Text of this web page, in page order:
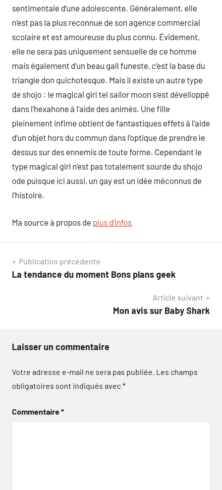
sentimentale d’une adolescente. Généralement, elle
n’est pas la plus reconnue de son agence commercial
scolaire et est amoureuse du plus connu. Évidement,
elle ne sera pas uniquement sensuelle de ce homme
mais également d’un beau gall funeste, c’est la base du
triangle don quichotesque. Mais il existe un autre type
de shojo : le magical girl tel sailor moon s’est dévelloppé
dans l’hexahone à l’aide des animés. Une fille
pleinement infime obtient de fantastiques effets à l’aide
d’un objet hors du commun dans l’optique de prendre le
dessus sur des ennemis de toute forme. Cependant le
type magical girl n’est pas totalement sourde du shojo
ode puisque ici aussi, un gay est un idée méconnus de
l’histoire.
Ma source à propos de plus d’infos
Navigation
de
Publication précédente
La tendance du moment Bons plans geek
Article suivant
Mon avis sur Baby Shark
Laisser un commentaire
Votre adresse e-mail ne sera pas publiée. Les champs
obligatoires sont indiqués avec*
Commentaire*